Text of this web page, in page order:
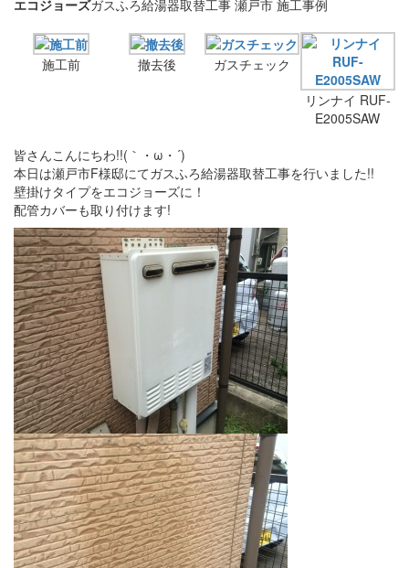
エコジョーズガスふろ給湯器取替工事 瀬戸市 施工事例
施工前 撤去後
ガスチェック
リンナイ RUF-
E2005SAW
皆さんこんにちわ!!(｀・ω・´)
本日は瀬戸市F様邸にてガスふろ給湯器取替工事を行いました!!
壁掛けタイプをエコジョーズに！
配管カバーも取り付けます!